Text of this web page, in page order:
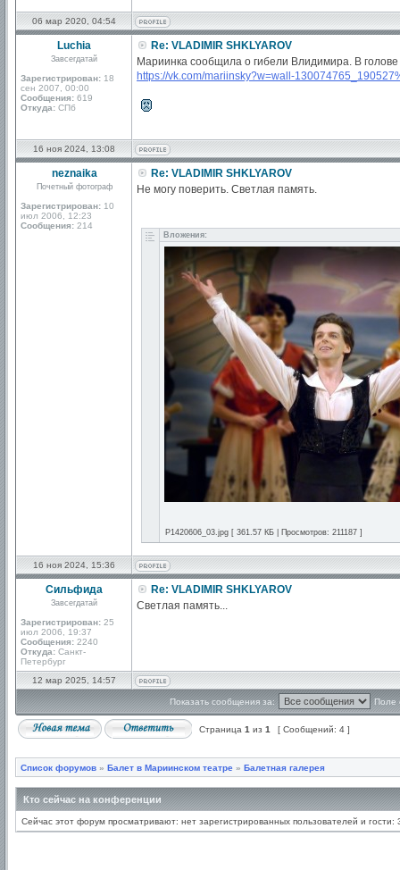
06 мар 2020, 04:54
Luchia
Завсегдатай
Зарегистрирован: 18
сен 2007, 00:00
Сообщения: 619
Откуда: СПб
Re: VLADIMIR SHKLYAROV
Мариинка сообщила о гибели Влидимира. В
https://vk.com/mariinsky?w=wall-
16 ноя 2024, 13:08
neznaika
Почетный фотограф
Зарегистрирован: 10
июл 2006, 12:23
Сообщения: 214
Re: VLADIMIR SHKLYAROV
Не могу поверить. Светлая память.
Вложения:
P1420606_03.jpg [ 361.57 КБ | Просмотров: 211187 ]
16 ноя 2024, 15:36
Сильфида
Завсегдатай
Зарегистрирован: 25
июл 2006, 19:37
Сообщения: 2240
Откуда: Санкт-
Петербург
Re: VLADIMIR SHKLYAROV
Светлая память...
12 мар 2025, 14:57
Показать сообщения за: Поле
Страница 1 из 1 [ Сообщений: 4 ]
Список форумов » Балет в Мариинском театре » Балетная галерея
Кто сейчас на конференции
Сейчас этот форум просматривают: нет зарегистрированных пользователей и гости: